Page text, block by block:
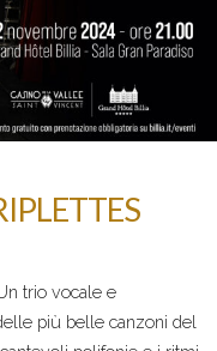
trio vocale e
più belle canzoni del